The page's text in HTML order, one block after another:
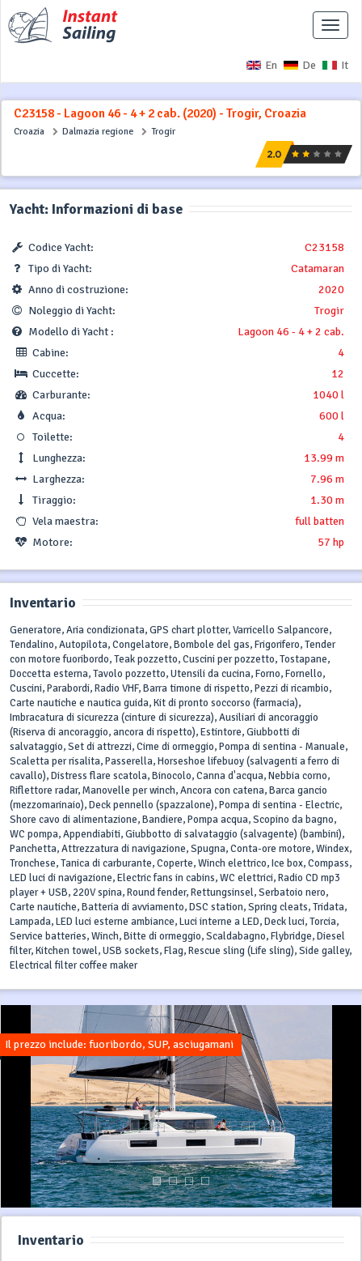
En De It
C23158 - Lagoon 46 - 4 + 2 cab. (2020) - Trogir, Croazia
Croazia Dalmazia regione Trogir
Yacht: Informazioni di base
Codice Yacht:
C23158
Tipo di Yacht:
Catamaran
Anno di costruzione:
2020
Noleggio di Yacht:
Trogir
Modello di Yacht :
Lagoon 46 - 4 + 2 cab.
Cabine:
4
Cuccette:
12
Carburante:
1040 l
Acqua:
600 l
Toilette:
4
Lunghezza:
13.99 m
Larghezza:
7.96 m
Tiraggio:
1.30 m
Vela maestra:
full batten
Motore:
57 hp
Inventario
Generatore, Aria condizionata, GPS chart plotter, Varricello Salpancore,
Tendalino, Autopilota, Congelatore, Bombole del gas, Frigorifero, Tender
con motore fuoribordo, Teak pozzetto, Cuscini per pozzetto, Tostapane,
Doccetta esterna, Tavolo pozzetto, Utensili da cucina, Forno, Fornello,
Cuscini, Parabordi, Radio VHF, Barra timone di rispetto, Pezzi di ricambio,
Carte nautiche e nautica guida, Kit di pronto soccorso (farmacia),
Imbracatura di sicurezza (cinture di sicurezza), Ausiliari di ancoraggio
(Riserva di ancoraggio, ancora di rispetto), Estintore, Giubbotti di
salvataggio, Set di attrezzi, Cime di ormeggio, Pompa di sentina - Manuale,
Scaletta per risalita, Passerella, Horseshoe lifebuoy (salvagenti a ferro di
cavallo), Distress flare scatola, Binocolo, Canna d'acqua, Nebbia corno,
Riflettore radar, Manovelle per winch, Ancora con catena, Barca gancio
(mezzomarinaio), Deck pennello (spazzalone), Pompa di sentina - Electric,
Shore cavo di alimentazione, Bandiere, Pompa acqua, Scopino da bagno,
WC pompa, Appendiabiti, Giubbotto di salvataggio (salvagente) (bambini),
Panchetta, Attrezzatura di navigazione, Spugna, Conta-ore motore, Windex,
Tronchese, Tanica di carburante, Coperte, Winch elettrico, Ice box, Compass,
LED luci di navigazione, Electric fans in cabins, WC elettrici, Radio CD mp3
player + USB, 220V spina, Round fender, Rettungsinsel, Serbatoio nero,
Carte nautiche, Batteria di avviamento, DSC station, Spring cleats, Tridata,
Lampada, LED luci esterne ambiance, Luci interne a LED, Deck luci, Torcia,
Service batteries, Winch, Bitte di ormeggio, Scaldabagno, Flybridge, Diesel
filter, Kitchen towel, USB sockets, Flag, Rescue sling (Life sling), Side galley,
Electrical filter coffee maker
Il prezzo include: fuoribordo, SUP, asciugamani
Inventario